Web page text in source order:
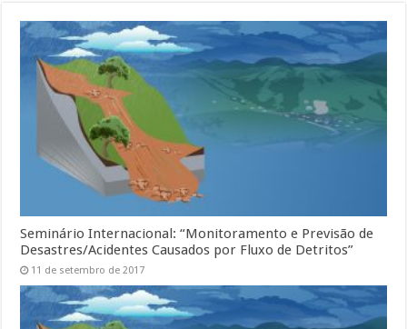
Seminário Internacional: “Monitoramento e Previsão de
Desastres/Acidentes Causados por Fluxo de Detritos”
11 de setembro de 2017